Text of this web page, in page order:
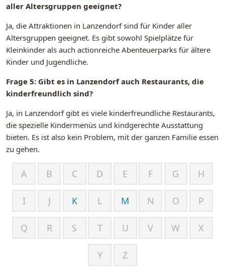
aller Altersgruppen geeignet?
Ja, die Attraktionen in Lanzendorf sind für Kinder aller
Altersgruppen geeignet. Es gibt sowohl Spielplätze für
Kleinkinder als auch actionreiche Abenteuerparks für ältere
Kinder und Jugendliche.
Frage 5: Gibt es in Lanzendorf auch Restaurants, die
kinderfreundlich sind?
Ja, in Lanzendorf gibt es viele kinderfreundliche Restaurants,
die spezielle Kindermenüs und kindgerechte Ausstattung
bieten. Es ist also kein Problem, mit der ganzen Familie essen
zu gehen.
A B C D E F G H
I J K L M N O P
Q R S T U V W X
Y Z